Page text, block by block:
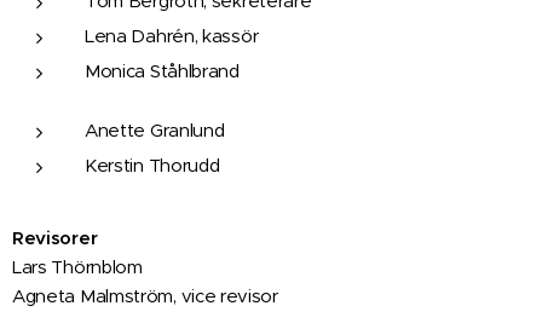
Lena Dahrén, kassör
Monica Ståhlbrand
Anette Granlund
Kerstin Thorudd
Revisorer
Lars Thörnblom
Agneta Malmström, vice revisor